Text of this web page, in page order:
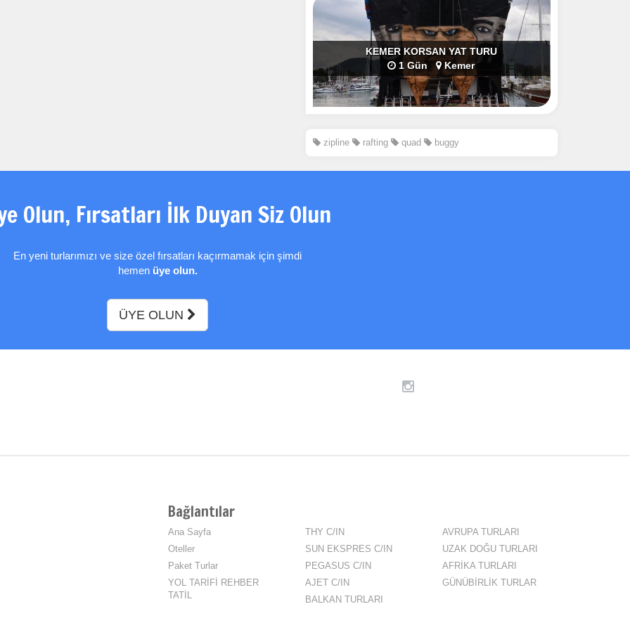
KEMER KORSAN YAT TURU
1 Gün
Kemer
zipline rafting quad buggy
Olun, Fırsatları İlk Duyan Siz Olun
En yeni turlarımızı ve size özel fırsatları kaçırmamak için şimdi
hemen üye olun.
ÜYE OLUN
Bağlantılar
Ana Sayfa
Oteller
Paket Turlar
YOL TARİFİ REHBER
TATİL
THY C/IN
SUN EKSPRES C/IN
PEGASUS C/IN
AJET C/IN
BALKAN TURLARI
AVRUPA TURLARI
UZAK DOĞU TURLARI
AFRİKA TURLARI
GÜNÜBİRLİK TURLAR